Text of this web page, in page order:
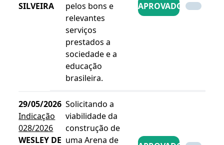
SILVEIRA
pelos bons e
relevantes
serviços
prestados a
sociedade e a
educação
brasileira.
APROVADO
29/05/2026
Indicação
028/2026
WESLEY DE
Solicitando a
viabilidade da
construção de
uma Arena de